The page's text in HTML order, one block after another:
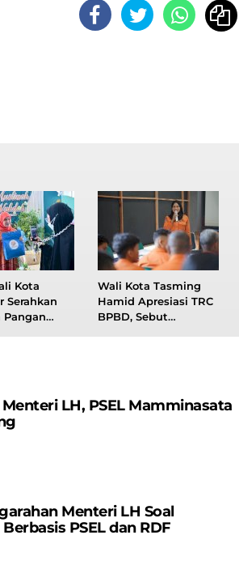
Kota
Serahkan
Pangan
Wali Kota Tasming
Hamid Apresiasi TRC
BPBD, Sebut
LH, PSEL Mamminasata
Menteri LH Soal
PSEL dan RDF